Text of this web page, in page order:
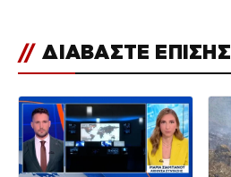
// ΔΙΑΒΑΣΤΕ ΕΠΙΣΗΣ